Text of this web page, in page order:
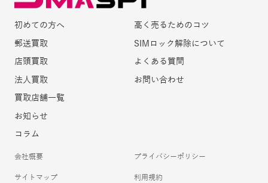
初めての方へ
郵送買取
店頭買取
法人買取
買取店舗一覧
お知らせ
コラム
高く売るためのコツ
SIMロック解除について
よくある質問
お問い合わせ
会社概要 プライバシーポリシー
サイトマップ 利用規約